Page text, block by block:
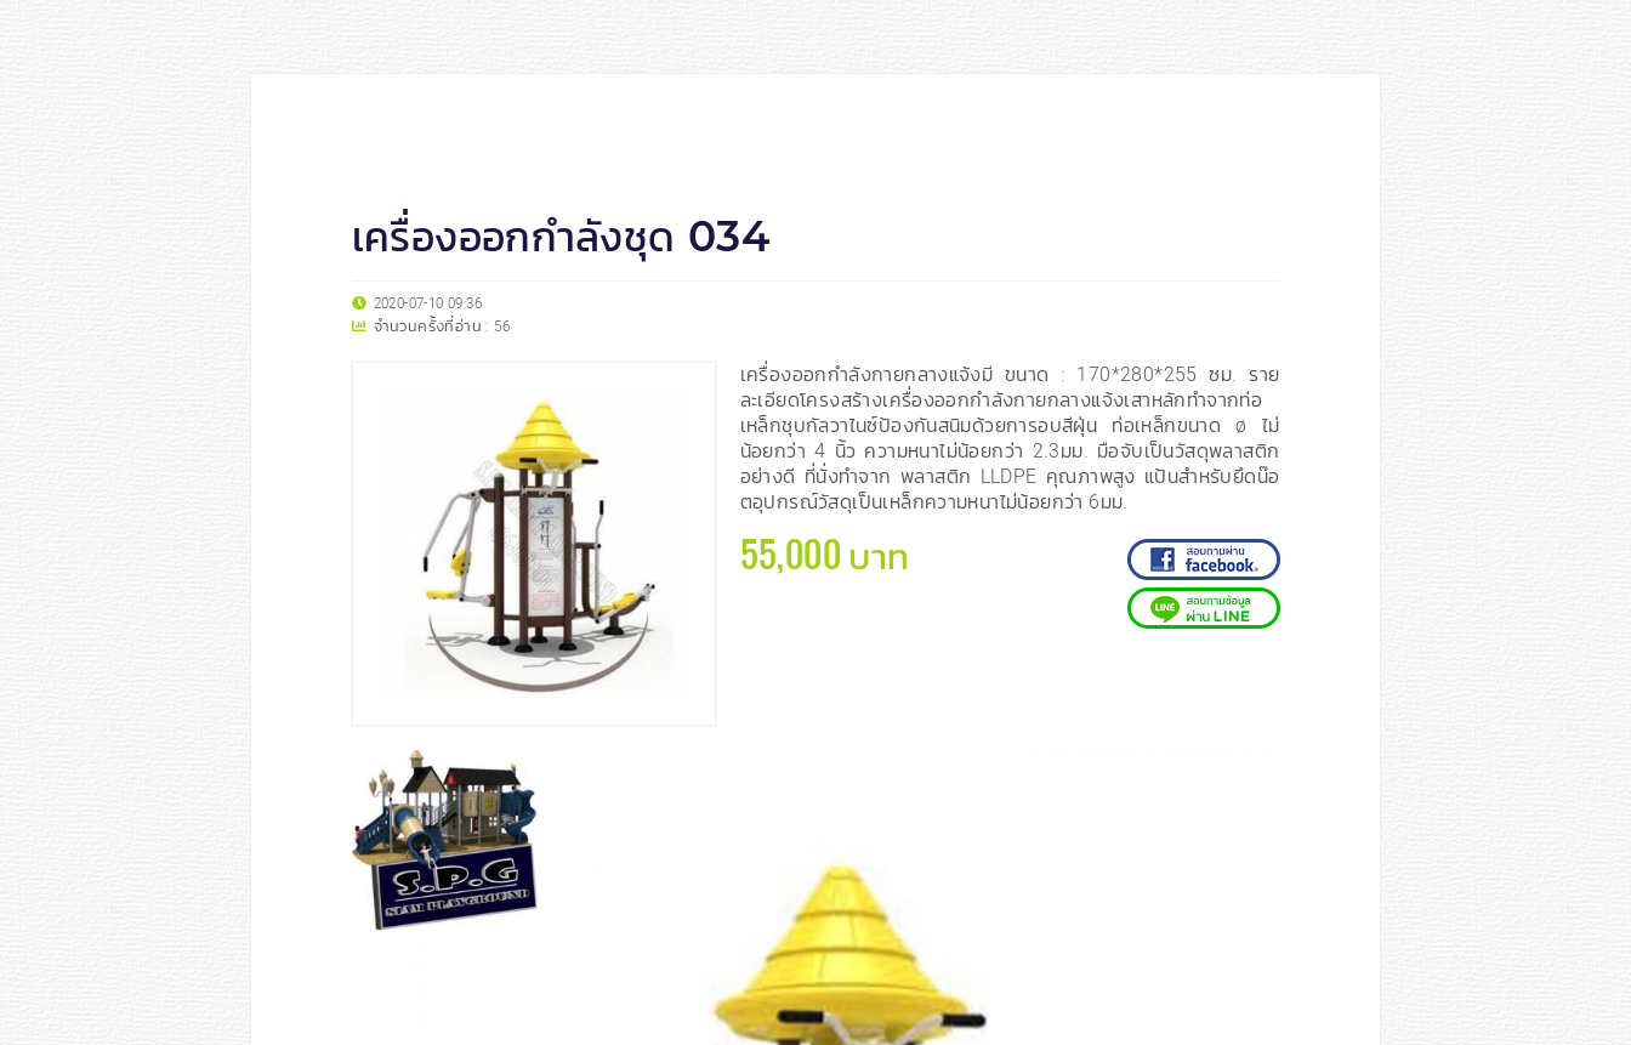
เครื่องออกกำลังชุด 034
2020-07-10 09:36
จำนวนครั้งที่อ่าน : 56
เครื่องออกกำลังกายกลางแจ้งมี ขนาด : 170*280*255 ซม. ราย
ละเอียดโครงสร้างเครื่องออกกำลังกายกลางแจ้งเสาหลักทำจากท่อ
เหล็กชุบกัลวาไนซ์ป้องกันสนิมด้วยการอบสีฝุ่น ท่อเหล็กขนาด ø ไม่
น้อยกว่า 4 นิ้ว ความหนาไม่น้อยกว่า 2.3มม. มือจับเป็นวัสดุพลาสติก
อย่างดี ที่นั่งทำจาก พลาสติก LLDPE คุณภาพสูง แป้นสำหรับยึดน๊อ
ตอุปกรณ์วัสดุเป็นเหล็กความหนาไม่น้อยกว่า 6มม.
55,000 บาท